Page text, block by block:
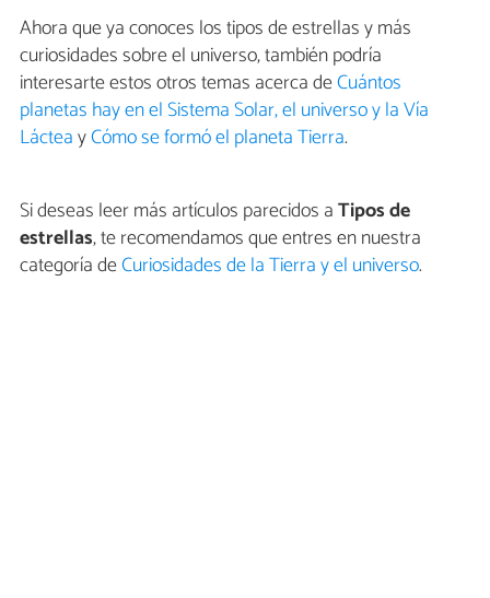
Ahora que ya conoces los tipos de estrellas y más
curiosidades sobre el universo, también podría
interesarte estos otros temas acerca deCuántos
planetas hay en el Sistema Solar, el universo y la Vía
LácteayCómo se formó el planeta Tierra.
Si deseas leer más artículos parecidos aTipos de
estrellas, te recomendamos que entres en nuestra
categoría deCuriosidades de la Tierra y el universo.